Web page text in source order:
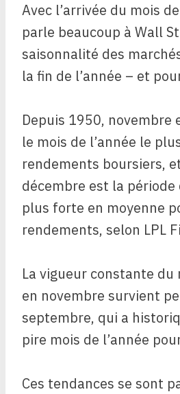
Avec l’arrivée du mois
parle beaucoup à Wall
saisonnalité des
la fin de l’année – et
Depuis 1950, novembre
le mois de l’année le
rendements boursiers,
décembre est la période
plus forte en moyenne
rendements, selon LPL
La vigueur constante
en novembre survient
septembre, qui a
pire mois de l’année
Ces tendances se sont